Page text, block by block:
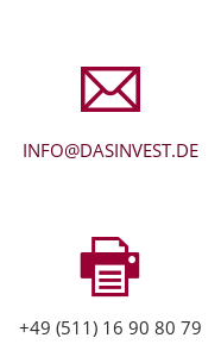
INFO@DASINVEST.DE
+49 (511) 16 90 80 79